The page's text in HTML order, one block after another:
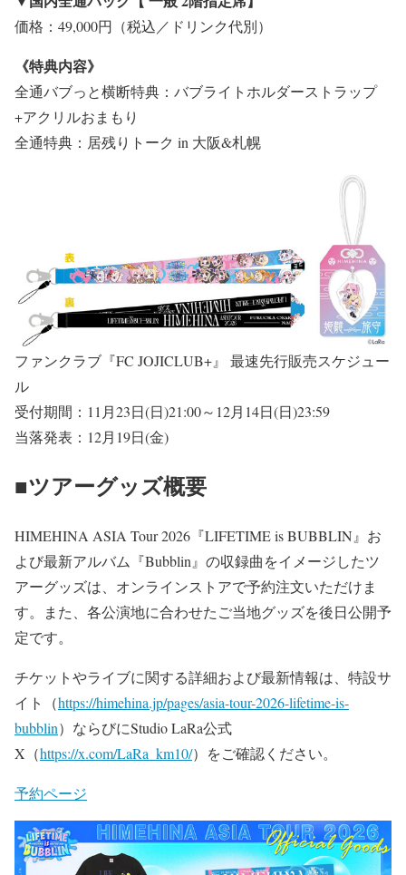
価格：49,000円（税込／ドリンク代別）
《特典内容》
全通バブっと横断特典：バブライトホルダーストラップ
+アクリルおまもり
全通特典：居残りトーク in 大阪&札幌
ファンクラブ『FC JOJICLUB+』 最速先行販売スケジュー
ル
受付期間：11月23日(日)21:00～12月14日(日)23:59
当落発表：12月19日(金)
■ツアーグッズ概要
HIMEHINA ASIA Tour 2026『LIFETIME is BUBBLIN』お
よび最新アルバム『Bubblin』の収録曲をイメージしたツ
アーグッズは、オンラインストアで予約注文いただけま
す。また、各公演地に合わせたご当地グッズを後日公開予
定です。
チケットやライブに関する詳細および最新情報は、特設サ
イト（https://himehina.jp/pages/asia-tour-2026-lifetime-is-
bubblin）ならびにStudio LaRa公式
X（https://x.com/LaRa_km10/）をご確認ください。
予約ページ